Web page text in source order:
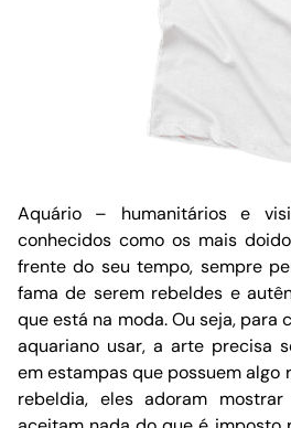
Aquário – humanitários e
conhecidos como os mais
frente do seu tempo, sempre
fama de serem rebeldes e
que está na moda. Ou seja,
aquariano usar, a arte precisa
em estampas que possuem
rebeldia, eles adoram